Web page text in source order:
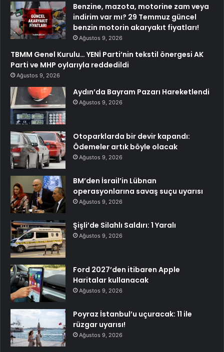
Benzine, mazota, motorine zam veya
indirim var mı? 29 Temmuz güncel
benzin motorin akaryakıt fiyatları!
Ağustos 9, 2026
TBMM Genel Kurulu… YENİ Parti’nin tekstil önergesi AK
Parti ve MHP oylarıyla reddedildi
Ağustos 9, 2026
Aydın’da Bayram Pazarı Hareketlendi
Ağustos 9, 2026
Otoparklarda bir devir kapandı:
Ödemeler artık böyle olacak
Ağustos 9, 2026
BM’den İsrail’in Lübnan
operasyonlarına savaş suçu uyarısı
Ağustos 9, 2026
Şişli’de Silahlı Saldırı: 1 Yaralı
Ağustos 9, 2026
Ford 2027’den itibaren Apple
Haritalar kullanacak
Ağustos 9, 2026
Poyraz İstanbul’u uçuracak: 11 ile
rüzgar uyarısı!
Ağustos 9, 2026